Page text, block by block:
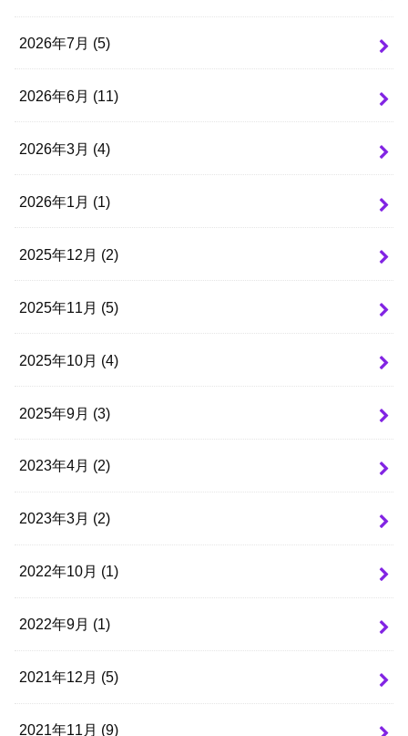
2026年7月 (5)
2026年6月 (11)
2026年3月 (4)
2026年1月 (1)
2025年12月 (2)
2025年11月 (5)
2025年10月 (4)
2025年9月 (3)
2023年4月 (2)
2023年3月 (2)
2022年10月 (1)
2022年9月 (1)
2021年12月 (5)
2021年11月 (9)